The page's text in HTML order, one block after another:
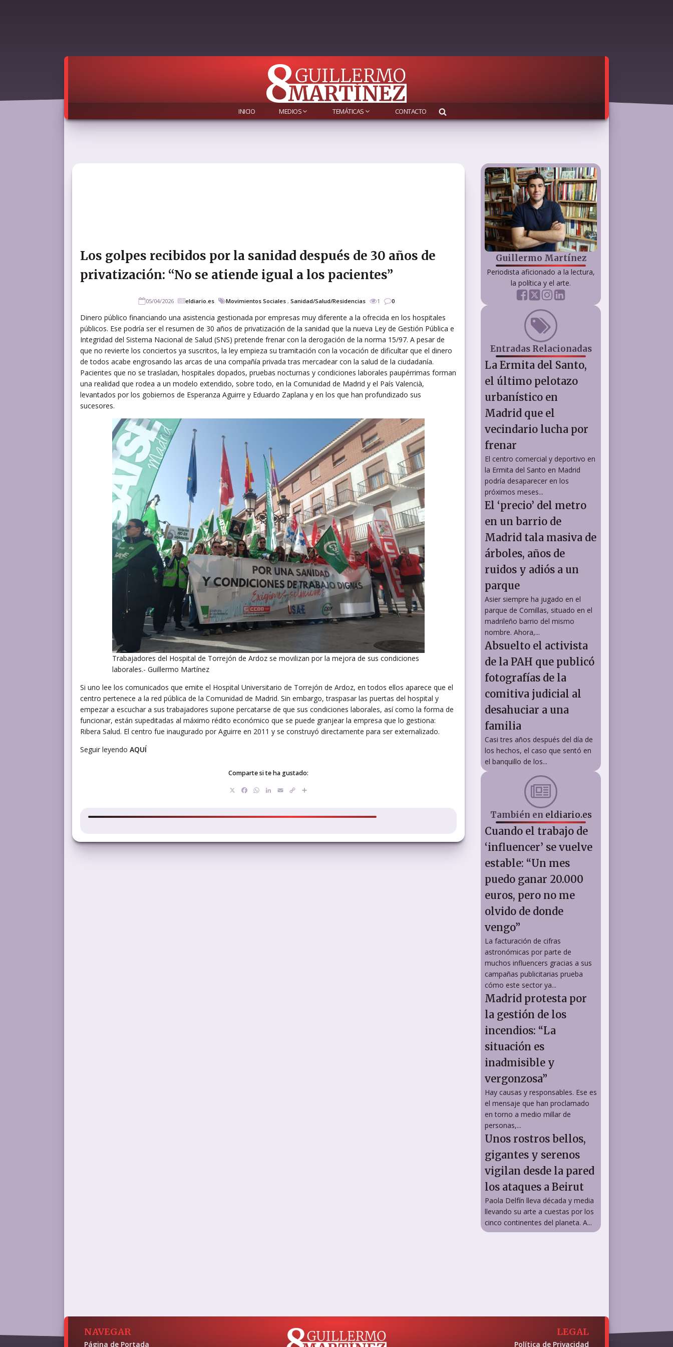
INICIO MEDIOS TEMÁTICAS CONTACTO
Los golpes recibidos por la sanidad después de 30 años de
privatización: “No se atiende igual a los pacientes”
05/04/2026 eldiario.es Movimientos Sociales , Sanidad/Salud/Residencias 1 0
Dinero público financiando una asistencia gestionada por empresas muy diferente a la ofrecida en los hospitales
públicos. Ese podría ser el resumen de 30 años de privatización de la sanidad que la nueva Ley de Gestión Pública e
Integridad del Sistema Nacional de Salud (SNS) pretende frenar con la derogación de la norma 15/97. A pesar de
que no revierte los conciertos ya suscritos, la ley empieza su tramitación con la vocación de dificultar que el dinero
de todos acabe engrosando las arcas de una compañía privada tras mercadear con la salud de la ciudadanía.
Pacientes que no se trasladan, hospitales dopados, pruebas nocturnas y condiciones laborales paupérrimas forman
una realidad que rodea a un modelo extendido, sobre todo, en la Comunidad de Madrid y el País Valencià,
levantados por los gobiernos de Esperanza Aguirre y Eduardo Zaplana y en los que han profundizado sus
sucesores.
Trabajadores del Hospital de Torrejón de Ardoz se movilizan por la mejora de sus condiciones
laborales.- Guillermo Martínez
Si uno lee los comunicados que emite el Hospital Universitario de Torrejón de Ardoz, en todos ellos aparece que el
centro pertenece a la red pública de la Comunidad de Madrid. Sin embargo, traspasar las puertas del hospital y
empezar a escuchar a sus trabajadores supone percatarse de que sus condiciones laborales, así como la forma de
funcionar, están supeditadas al máximo rédito económico que se puede granjear la empresa que lo gestiona:
Ribera Salud. El centro fue inaugurado por Aguirre en 2011 y se construyó directamente para ser externalizado.
Seguir leyendo AQUÍ
Comparte si te ha gustado:
Facebook
WhatsApp
LinkedIn
EmailCopy
Guillermo Martínez
Periodista aficionado a la lectura,
la política y el arte.
Entradas Relacionadas
La Ermita del Santo,
el último pelotazo
urbanístico en
Madrid que el
vecindario lucha por
frenar
El centro comercial y deportivo en
la Ermita del Santo en Madrid
podría desaparecer en los
próximos meses...
El ‘precio’ del metro
en un barrio de
Madrid tala masiva de
árboles, años de
ruidos y adiós a un
parque
Asier siempre ha jugado en el
parque de Comillas, situado en el
madrileño barrio del mismo
nombre. Ahora,...
Absuelto el activista
de la PAH que publicó
fotografías de la
comitiva judicial al
desahuciar a una
familia
Casi tres años después del día de
los hechos, el caso que sentó en
el banquillo de los...
También en eldiario.es
Cuando el trabajo de
‘influencer’ se vuelve
estable: “Un mes
puedo ganar 20.000
euros, pero no me
olvido de donde
vengo”
La facturación de cifras
astronómicas por parte de
muchos influencers gracias a sus
campañas publicitarias prueba
cómo este sector ya...
Madrid protesta por
la gestión de los
incendios: “La
situación es
inadmisible y
vergonzosa”
Hay causas y responsables. Ese es
el mensaje que han proclamado
en torno a medio millar de
personas,...
Unos rostros bellos,
gigantes y serenos
vigilan desde la pared
los ataques a Beirut
Paola Delfín lleva década y media
llevando su arte a cuestas por los
cinco continentes del planeta. A...
NAVEGAR
Página de Portada
LEGAL
Política de Privacidad